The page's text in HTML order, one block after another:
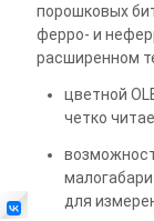
порошковых
ферро- и
расширенном
цветной
четко
для